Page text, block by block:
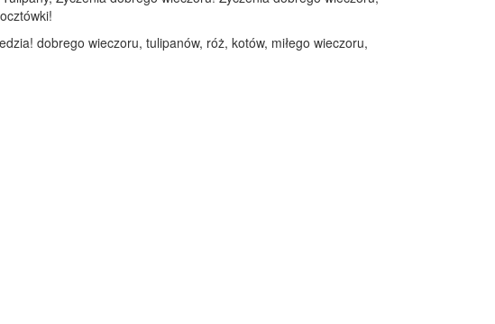
dobrego wieczoru, tulipanów, róż, kotów, miłego wieczoru,